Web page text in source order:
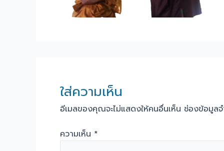
ใส่ความเห็น
อีเมลของคุณจะไม่แสดงให้คนอื่นเห็น ช่องข้อมูล
ความเห็น *